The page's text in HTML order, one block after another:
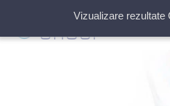
Vizualizare rezultate